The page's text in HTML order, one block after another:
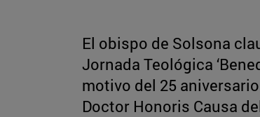
El obispo de Solsona
Jornada Teológica
motivo del 25
Doctor Honoris Causa